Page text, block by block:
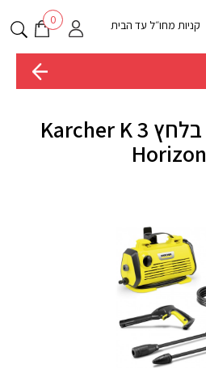
קניות מחו״ל עד הבית 0
מכונת שטיפה בלחץ Karcher K 3